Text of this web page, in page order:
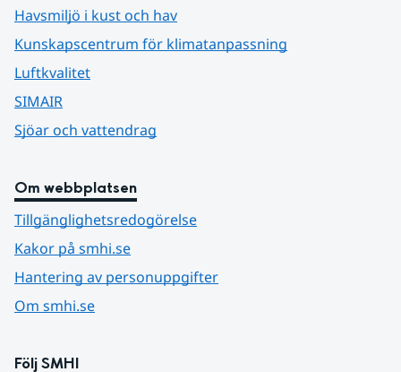
Havsmiljö i kust och hav
Kunskapscentrum för klimatanpassning
Luftkvalitet
SIMAIR
Sjöar och vattendrag
Om webbplatsen
Tillgänglighetsredogörelse
Kakor på smhi.se
Hantering av personuppgifter
Om smhi.se
Följ SMHI